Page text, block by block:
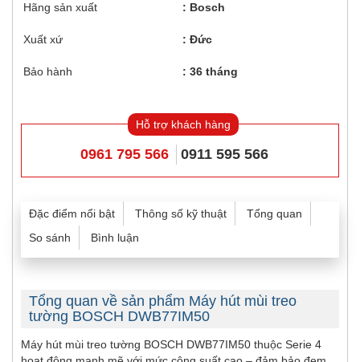
Hãng sản xuất Bosch
Xuất xứ Đức
Bảo hành 36 tháng
Hỗ trợ khách hàng
0961 795 566 0911 595 566
Đặc điểm nổi bật Thông số kỹ thuật
Tổng quan
So sánh
Bình luận
Tổng quan về sản phẩm Máy hút mùi treo
tường BOSCH DWB77IM50
Máy hút mùi treo tường BOSCH DWB77IM50 thuộc Serie 4